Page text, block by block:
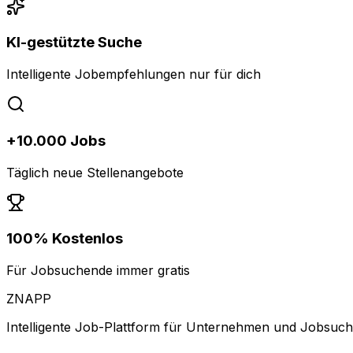
KI-gestützte Suche
Intelligente Jobempfehlungen nur für dich
+10.000 Jobs
Täglich neue Stellenangebote
100% Kostenlos
Für Jobsuchende immer gratis
ZNAPP
Intelligente Job-Plattform für Unternehmen und